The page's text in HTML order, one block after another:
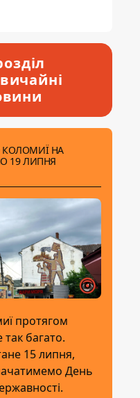
КОЛОМИЇ НА
19 ЛИПНЯ
протягом
багато.
15 липня,
День